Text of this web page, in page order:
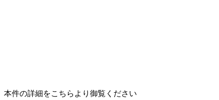
本件の詳細をこちらより御覧ください